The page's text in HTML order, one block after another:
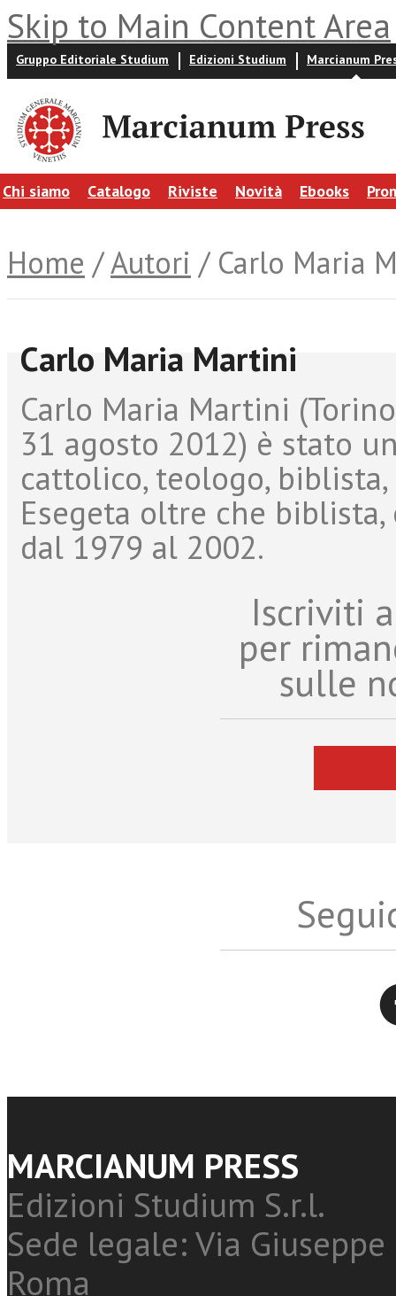
Skip to Main Content Area
Gruppo Editoriale Studium Edizioni Studium Marcianum
Chi siamo Catalogo Riviste Novità Ebooks
Home /Autori / Carlo Maria
Carlo Maria Martini
Carlo Maria Martini
31 agosto 2012) è stato
cattolico, teologo,
Esegeta oltre che
dal 1979 al 2002.
Iscriviti
per
sulle
MARCIANUM PRESS
Edizioni Studium S.r.l.
Sede legale: Via
Roma